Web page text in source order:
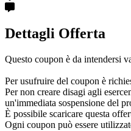
Dettagli Offerta
Questo coupon è da intendersi
Per usufruire del coupon è
Per non creare disagi agli
un'immediata sospensione del
È possibile scaricare questa
Ogni coupon può essere